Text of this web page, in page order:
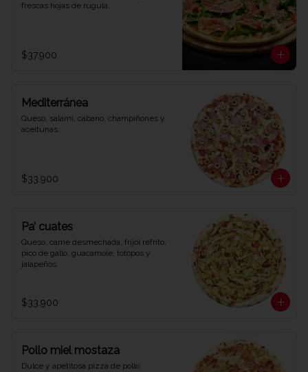
frescas hojas de rúgula.
$37.900
Mediterránea
Queso, salamí, cabano, champiñones y
aceitunas.
$33.900
Pa’ cuates
Queso, carne desmechada, frijol refrito,
pico de gallo, guacamole, totopos y
jalapeños.
$33.900
Pollo miel mostaza
Dulce y apetitosa pizza de pollo